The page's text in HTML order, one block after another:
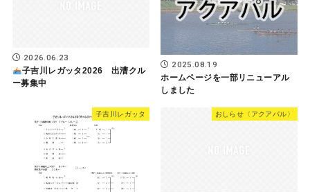
2026.06.23
子吉川レガッタ2026 出漕クル
ー募集中
2025.08.19
ホームページを一部リニューアル
しました
子吉川レガッタ おしらせ〈アクアパル〉